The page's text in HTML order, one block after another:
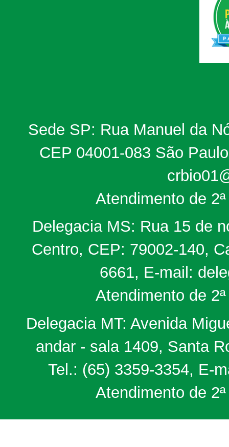
Sede SP: Rua Manuel da
CEP 04001-083 São
Atendimento de
Delegacia MS: Rua 15 de
Centro, CEP: 79002-140,
6661, E-mail:
Atendimento de
Delegacia MT: Avenida
andar - sala 1409, Santa
Tel.: (65) 3359-3354, E-
Atendimento de